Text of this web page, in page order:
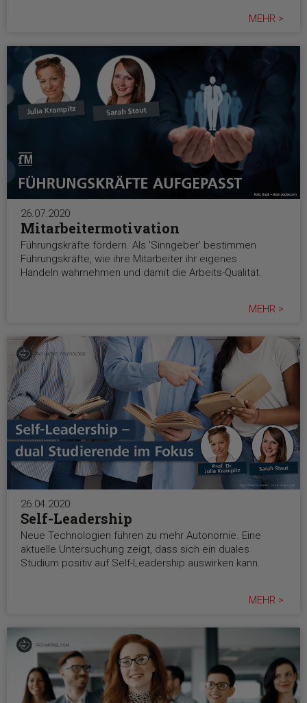
MEHR >
26.07.2020
Mitarbeitermotivation
Führungskräfte fördern. Als 'Sinngeber' bestimmen
Führungskräfte, wie ihre Mitarbeiter ihr eigenes
Handeln wahrnehmen und damit die Arbeits-Qualität.
MEHR >
26.04.2020
Self-Leadership
Neue Technologien führen zu mehr Autonomie. Eine
aktuelle Untersuchung zeigt, dass sich ein duales
Studium positiv auf Self-Leadership auswirken kann.
MEHR >